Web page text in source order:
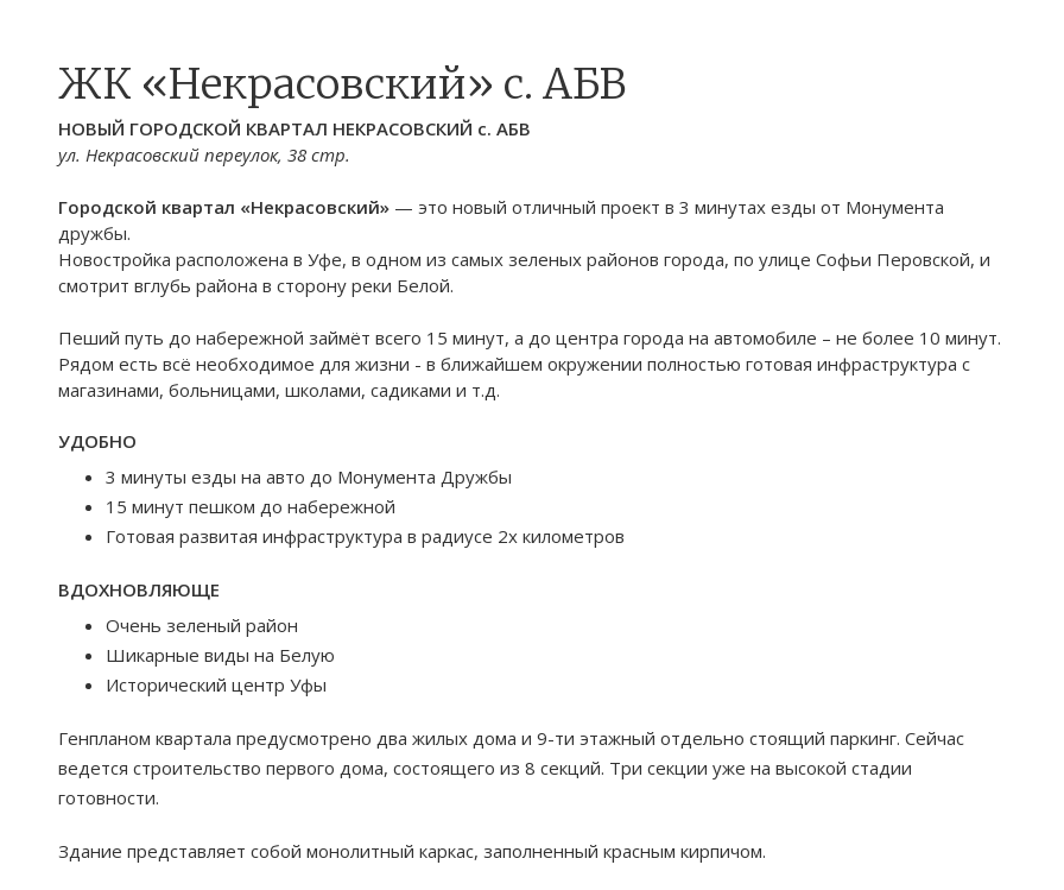
ЖК «Некрасовский» с. АБВ
НОВЫЙ ГОРОДСКОЙ КВАРТАЛ НЕКРАСОВСКИЙ с. АБВ
ул. Некрасовский переулок, 38 стр.
Городской квартал «Некрасовский» — это новый отличный проект в 3 минутах езды от Монумента
дружбы.
Новостройка расположена в Уфе, в одном из самых зеленых районов города, по улице Софьи Перовской, и
смотрит вглубь района в сторону реки Белой.
Пеший путь до набережной займёт всего 15 минут, а до центра города на автомобиле – не более 10 минут.
Рядом есть всё необходимое для жизни - в ближайшем окружении полностью готовая инфраструктура с
магазинами, больницами, школами, садиками и т.д.
УДОБНО
3 минуты езды на авто до Монумента Дружбы
15 минут пешком до набережной
Готовая развитая инфраструктура в радиусе 2х километров
ВДОХНОВЛЯЮЩЕ
Очень зеленый район
Шикарные виды на Белую
Исторический центр Уфы
Генпланом квартала предусмотрено два жилых дома и 9-ти этажный отдельно стоящий паркинг. Сейчас
ведется строительство первого дома, состоящего из 8 секций. Три секции уже на высокой стадии
готовности.
Здание представляет собой монолитный каркас, заполненный красным кирпичом.